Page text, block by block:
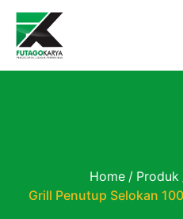
Skip to content
Home / Produk
Grill Penutup Selokan